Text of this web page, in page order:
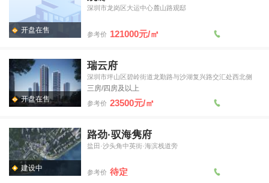
开盘在售
深圳市龙岗区大运中心麓山路观邸
参考价 121000元/㎡
开盘在售
瑞云府
深圳市坪山区碧岭街道龙勤路与沙湖复兴路交汇处西北侧
三房/四房及以上
参考价 23500元/㎡
建设中
路劲·驭海隽府
盐田·沙头角中英街·海滨栈道旁
参考价 待定